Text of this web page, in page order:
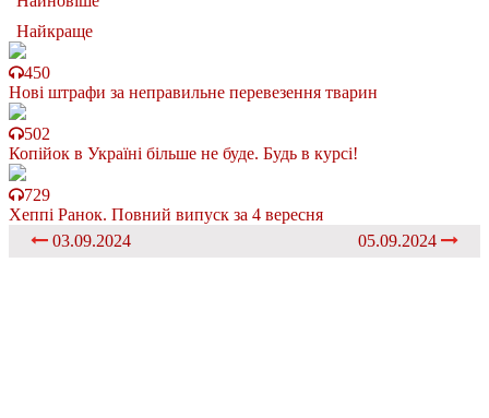
Найкраще
450
Нові штрафи за неправильне перевезення тварин
502
Копійок в Україні більше не буде. Будь в курсі!
729
Хеппі Ранок. Повний випуск за 4 вересня
03.09.2024
05.09.2024